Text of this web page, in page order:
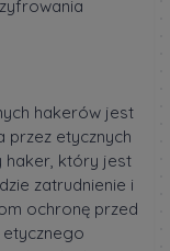
hakerów jest
przez etycznych
haker, który jest
zatrudnienie i
ochronę przed
etycznego